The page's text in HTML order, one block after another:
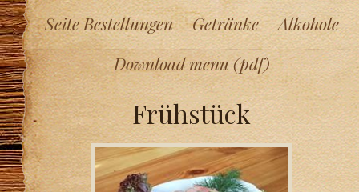
Seite Bestellungen
Getränke
Alkohole
Download menu (pdf)
Frühstück